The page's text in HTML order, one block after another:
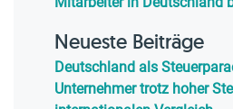
Neueste Beiträge
Deutschland als
Unternehmer trotz hoher